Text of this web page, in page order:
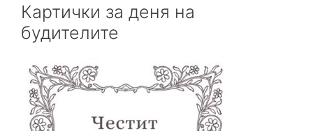
Картички за деня на
будителите